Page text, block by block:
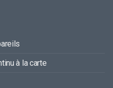
à la carte